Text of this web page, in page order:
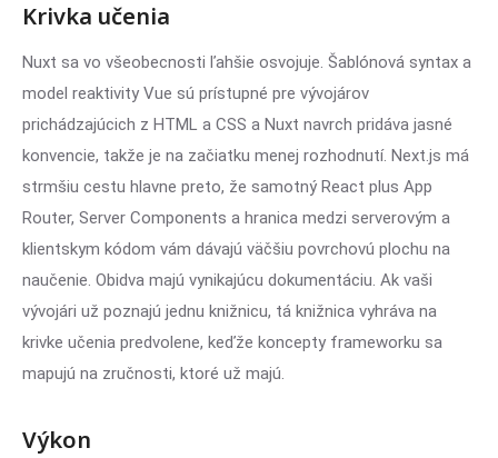
Krivka učenia
Nuxt sa vo všeobecnosti ľahšie osvojuje. Šablónová syntax a
model reaktivity Vue sú prístupné pre vývojárov
prichádzajúcich z HTML a CSS a Nuxt navrch pridáva jasné
konvencie, takže je na začiatku menej rozhodnutí. Next.js má
strmšiu cestu hlavne preto, že samotný React plus App
Router, Server Components a hranica medzi serverovým a
klientskym kódom vám dávajú väčšiu povrchovú plochu na
naučenie. Obidva majú vynikajúcu dokumentáciu. Ak vaši
vývojári už poznajú jednu knižnicu, tá knižnica vyhráva na
krivke učenia predvolene, keďže koncepty frameworku sa
mapujú na zručnosti, ktoré už majú.
Výkon